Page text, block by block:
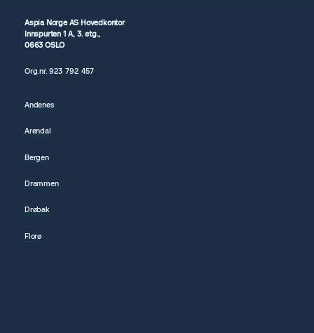
Aspia Norge AS Hovedkontor
Innspurten 1 A, 3. etg.,
0663 OSLO
Org.nr.923 792457
Andenes
Arendal
Bergen
Drammen
Drøbak
Florø